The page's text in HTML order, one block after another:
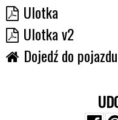
Ulotka
Ulotka v2
Dojedź do pojazdu